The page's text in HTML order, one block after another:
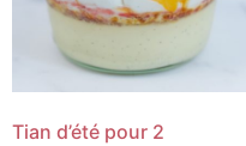
Tian d’été pour 2